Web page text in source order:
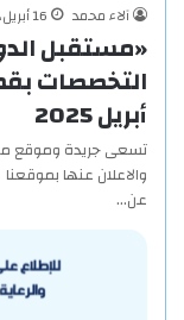
آلاء محمد
16 أبريل، 2025
«مستقبل
أبريل 2025
تسعى جريدة وموقع
والاعلان عنها
عن…